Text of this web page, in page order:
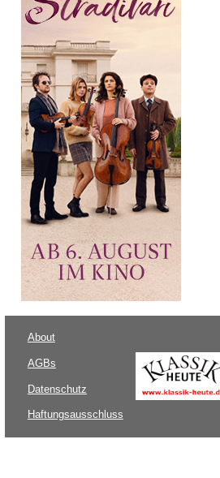
About
AGBs
Datenschutz
Haftungsausschluss